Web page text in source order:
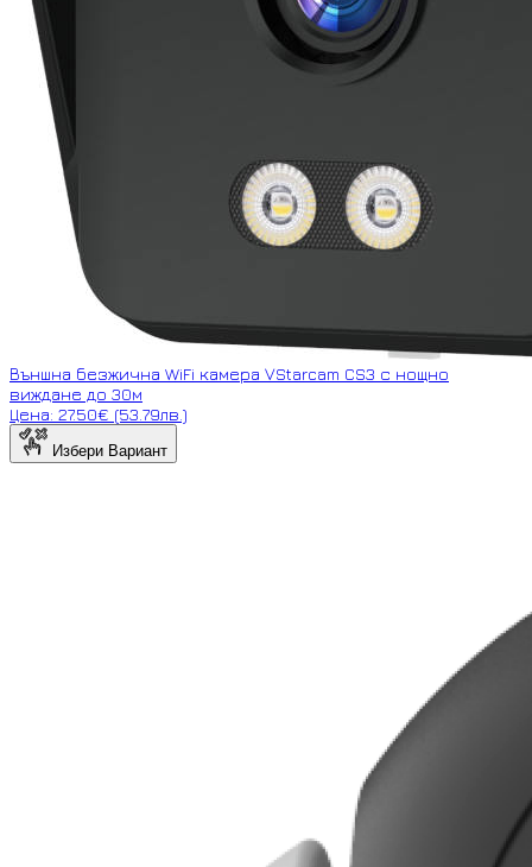
Външна безжична WiFi камера VStarcam CS3 с нощно
виждане до 30м
Цена: 27.50€ (53.79лв.)
Избери Вариант